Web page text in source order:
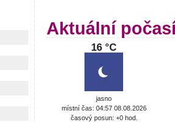
Aktuální
16 °C
jasno
místní čas: 04:57 08.08.2026
časový posun: +0 hod.